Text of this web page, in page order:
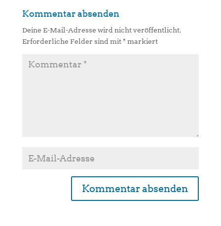
Kommentar absenden
Deine E-Mail-Adresse wird nicht veröffentlicht.
Erforderliche Felder sind mit* markiert